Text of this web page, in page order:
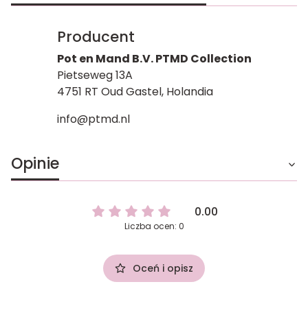
Producent
Pot en Mand B.V. PTMD Collection
Pietseweg 13A
4751 RT Oud Gastel, Holandia
info@ptmd.nl
Opinie
0.00
Liczba ocen: 0
Oceń i opisz